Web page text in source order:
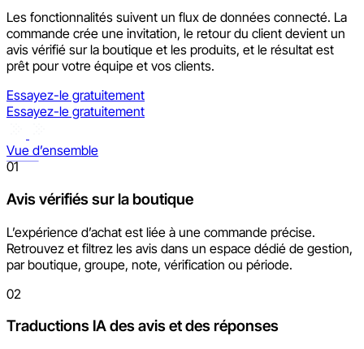
Les fonctionnalités suivent un flux de données connecté. La
commande crée une invitation, le retour du client devient un
avis vérifié sur la boutique et les produits, et le résultat est
prêt pour votre équipe et vos clients.
Essayez-le gratuitement
Essayez-le gratuitement
Vue d’ensemble
01
Avis vérifiés sur la boutique
L’expérience d’achat est liée à une commande précise.
Retrouvez et filtrez les avis dans un espace dédié de gestion,
par boutique, groupe, note, vérification ou période.
02
Traductions IA des avis et des réponses